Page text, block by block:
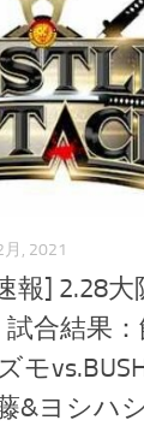
月, 2021
報] 2.28大
合結果：
&ヨシハ